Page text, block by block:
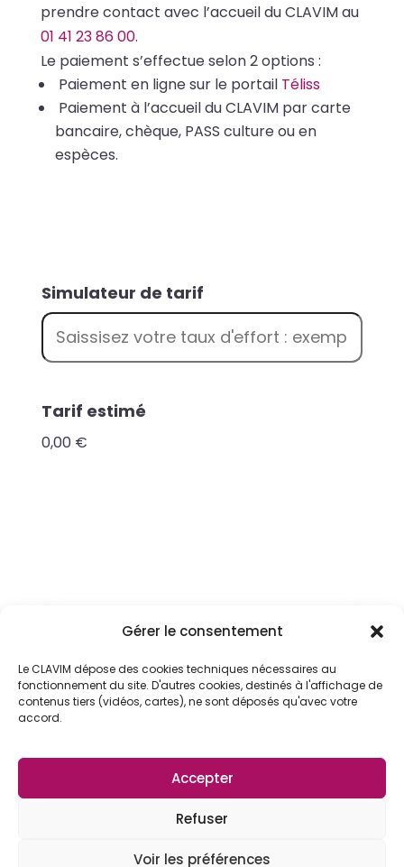
Gérer le consentement
Le CLAVIM dépose des cookies techniques nécessaires au
fonctionnement du site. D'autres cookies, destinés à l'affichage de
contenus tiers (vidéos, cartes), ne sont déposés qu'avec votre
accord.
Accepter
Refuser
Voir les préférences
prendre contact avec l’accueil du CLAVIM au
01 41 23 86 00.
Le paiement s’effectue selon 2 options :
Paiement en ligne sur le portail Téliss
Paiement à l’accueil du CLAVIM par carte
bancaire, chèque, PASS culture ou en
espèces.
Simulateur de tarif
T
r
e
Tarif estimé
0,00 €
Télécharger les condtions
générales des sorties loisirs

Compléter et renvoyer
l'autorisation et décharge de
responsabilité.
Contact
Documents